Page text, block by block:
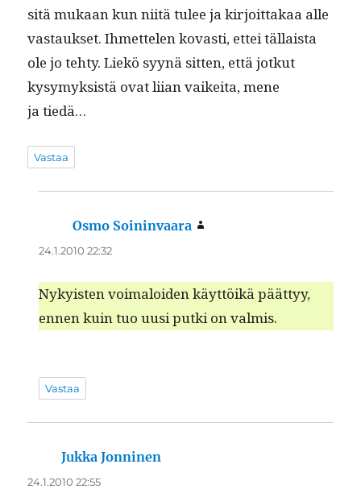
sitä mukaan kun niitä tulee ja kir­joit­takaa alle
vas­tauk­set. Ihmette­len kovasti, ettei täl­laista
ole jo tehty. Liekö syynä sit­ten, että jotkut
kysymyk­sistä ovat liian vaikei­ta, mene
ja tiedä…
Vastaa
Osmo Soininvaara
24.1.2010 22:32
Nyky­is­ten voimaloiden käyt­töikä päät­tyy,
ennen kuin tuo uusi put­ki on valmis.
Vastaa
Jukka Jonninen
24.1.2010 22:55